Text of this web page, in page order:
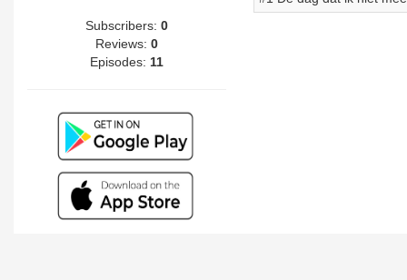
Subscribers: 0
Reviews: 0
Episodes: 11